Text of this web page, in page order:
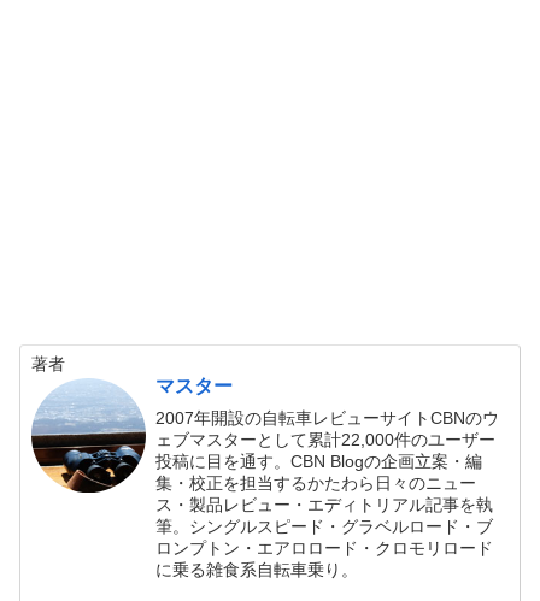
著者
マスター
2007年開設の自転車レビューサイトCBNのウ
ェブマスターとして累計22,000件のユーザー
投稿に目を通す。CBN Blogの企画立案・編
集・校正を担当するかたわら日々のニュー
ス・製品レビュー・エディトリアル記事を執
筆。シングルスピード・グラベルロード・ブ
ロンプトン・エアロロード・クロモリロード
に乗る雑食系自転車乗り。